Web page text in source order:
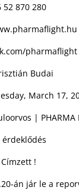
52 870 280
pharmaflight
Budai
March 17,
| PHARMA
!
án jár le a